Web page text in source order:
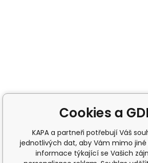
Cookies a
KAPA a partneři potřebují Váš
jednotlivých dat, aby Vám mimo
informace týkající se Vašich